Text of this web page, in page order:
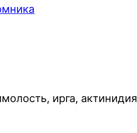
ирга, актинидия